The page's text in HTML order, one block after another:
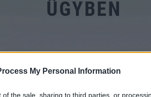
My Personal Information
of the sale, sharing to third parties, or
ÜGYBEN